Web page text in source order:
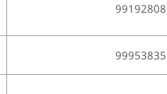
99192808
99953835